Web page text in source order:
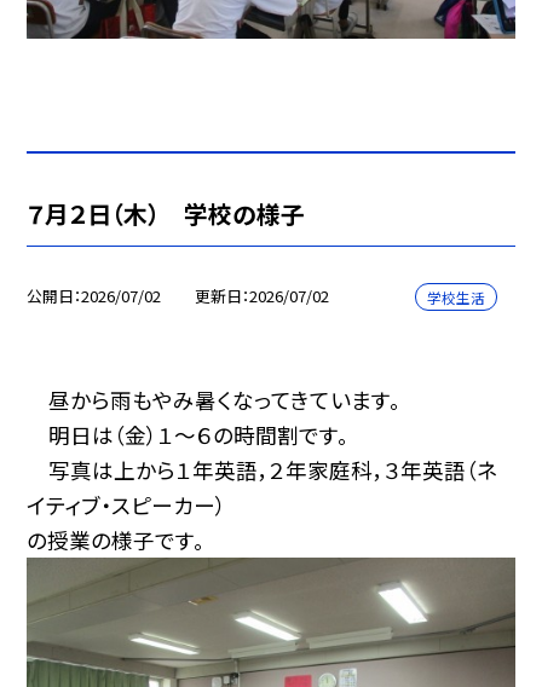
７月２日（木） 学校の様子
公開日 2026/07/02 更新日 2026/07/02 学校生活
昼から雨もやみ暑くなってきています。
明日は（金）１～６の時間割です。
写真は上から１年英語，２年家庭科，３年英語（ネ
イティブ・スピーカー）
の授業の様子です。